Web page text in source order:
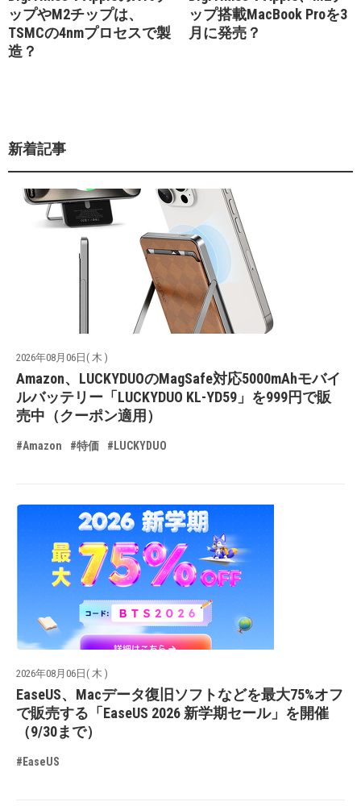
ップやM2チップは、
TSMCの4nmプロセスで製
造？
ップ搭載MacBook Proを3
月に発売？
新着記事
2026年08月06日( 木 )
Amazon、LUCKYDUOのMagSafe対応5000mAhモバイ
ルバッテリー「LUCKYDUO KL-YD59」を999円で販
売中（クーポン適用）
#Amazon #特価 #LUCKYDUO
2026年08月06日( 木 )
EaseUS、Macデータ復旧ソフトなどを最大75%オフ
で販売する「EaseUS 2026 新学期セール」を開催
（9/30まで）
#EaseUS